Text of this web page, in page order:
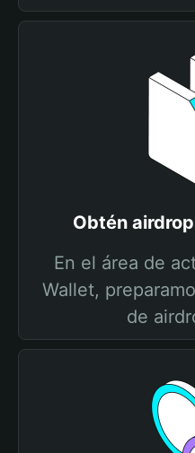
Obtén
En el área de
Wallet,
de